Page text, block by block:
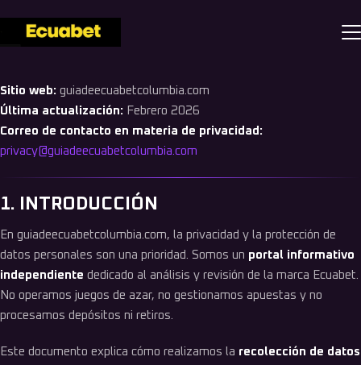
POLÍTICA DE PRIVACIDAD
Sitio web: guiadeecuabetcolumbia.com
Última actualización: Febrero 2026
Correo de contacto en materia de privacidad:
privacy@guiadeecuabetcolumbia.com
1. INTRODUCCIÓN
En guiadeecuabetcolumbia.com, la privacidad y la protección de
datos personales son una prioridad. Somos un portal informativo
independiente dedicado al análisis y revisión de la marca Ecuabet.
No operamos juegos de azar, no gestionamos apuestas y no
procesamos depósitos ni retiros.
Este documento explica cómo realizamos la recolección de datos